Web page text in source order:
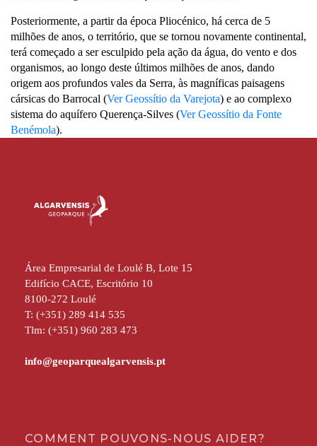
Posteriormente, a partir da época Pliocénico, há cerca de 5
milhões de anos, o território, que se tornou novamente continental,
terá começado a ser esculpido pela ação da água, do vento e dos
organismos, ao longo deste últimos milhões de anos, dando
origem aos profundos vales da Serra, às magníficas paisagens
cársicas do Barrocal (Ver Geossítio da Varejota) e ao complexo
sistema do aquífero Querença-Silves (Ver Geossítio da Fonte
Benémola).
Área Empresarial de Loulé B, Lote 15
Edifício CACE, Escritório 10
8100-272 Loulé
T: (+351) 289 414 535
Tlm: (+351) 960 283 473
COMMENT POUVONS-NOUS AIDER?